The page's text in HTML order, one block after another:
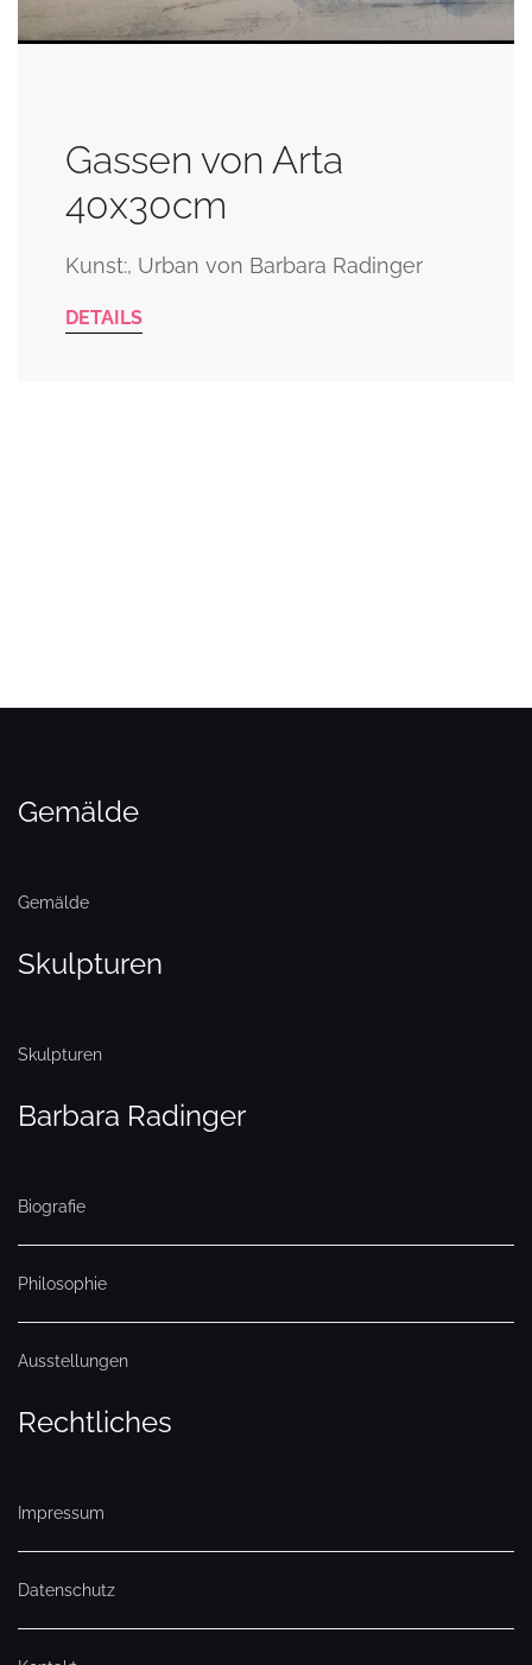
Gassen von Arta
40x30cm
Kunst:, Urban von Barbara Radinger
DETAILS
Gemälde
Gemälde
Skulpturen
Skulpturen
Barbara Radinger
Biografie
Philosophie
Ausstellungen
Rechtliches
Impressum
Datenschutz